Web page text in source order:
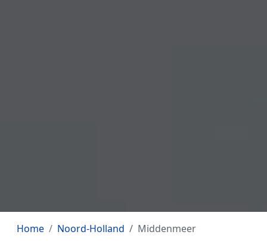
Home Noord-Holland Middenmeer